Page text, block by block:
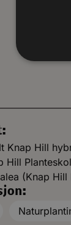
Knap Hill
Hill
(Knap Hill